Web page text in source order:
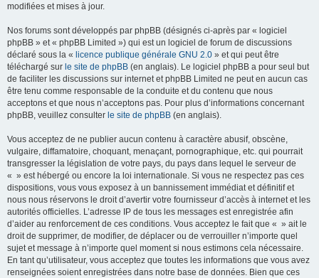
modifiées et mises à jour.
Nos forums sont développés par phpBB (désignés ci-après par « logiciel
phpBB » et « phpBB Limited ») qui est un logiciel de forum de discussions
déclaré sous la « licence publique générale GNU 2.0 » et qui peut être
téléchargé sur le site de phpBB (en anglais). Le logiciel phpBB a pour seul but
de faciliter les discussions sur internet et phpBB Limited ne peut en aucun cas
être tenu comme responsable de la conduite et du contenu que nous
acceptons et que nous n’acceptons pas. Pour plus d’informations concernant
phpBB, veuillez consulter le site de phpBB (en anglais).
Vous acceptez de ne publier aucun contenu à caractère abusif, obscène,
vulgaire, diffamatoire, choquant, menaçant, pornographique, etc. qui pourrait
transgresser la législation de votre pays, du pays dans lequel le serveur de
« » est hébergé ou encore la loi internationale. Si vous ne respectez pas ces
dispositions, vous vous exposez à un bannissement immédiat et définitif et
nous nous réservons le droit d’avertir votre fournisseur d’accès à internet et les
autorités officielles. L’adresse IP de tous les messages est enregistrée afin
d’aider au renforcement de ces conditions. Vous acceptez le fait que « » ait le
droit de supprimer, de modifier, de déplacer ou de verrouiller n’importe quel
sujet et message à n’importe quel moment si nous estimons cela nécessaire.
En tant qu’utilisateur, vous acceptez que toutes les informations que vous avez
renseignées soient enregistrées dans notre base de données. Bien que ces